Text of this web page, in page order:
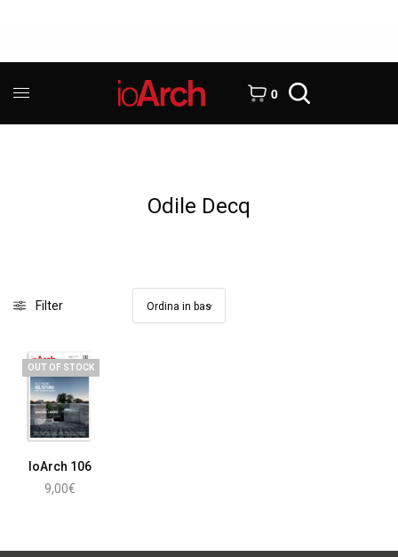
0
Odile Decq
Filter
OUT OF STOCK
IoArch 106
9,00€